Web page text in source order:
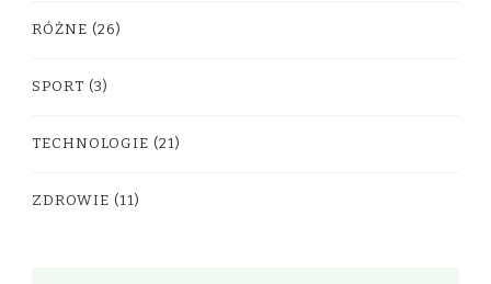
RÓŻNE (26)
SPORT (3)
TECHNOLOGIE (21)
ZDROWIE (11)